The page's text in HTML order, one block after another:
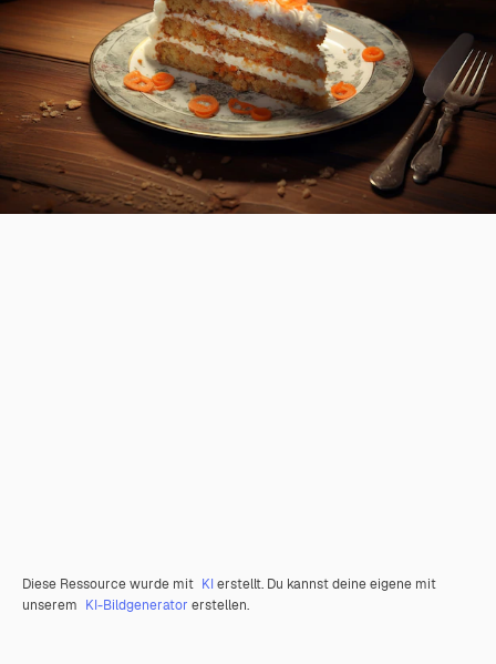
Diese Ressource wurde mit KIerstellt. Du kannst deine eigene mit
unserem KI-Bildgenerator erstellen.